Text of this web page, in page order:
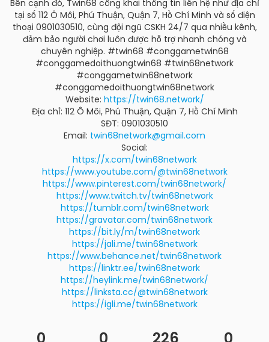
Bên cạnh đó, Twin68 công khai thông tin liên hệ như địa chỉ
tại số 112 Ô Môi, Phú Thuận, Quận 7, Hồ Chí Minh và số điện
thoại 0901030510, cùng đội ngũ CSKH 24/7 qua nhiều kênh,
đảm bảo người chơi luôn được hỗ trợ nhanh chóng và
chuyên nghiệp. #twin68 #conggametwin68
#conggamedoithuongtwin68 #twin68network
#conggametwin68network
#conggamedoithuongtwin68network
Website: https://twin68.network/
Địa chỉ: 112 Ô Môi, Phú Thuận, Quận 7, Hồ Chí Minh
SĐT: 0901030510
Email: twin68network@gmail.com
Social:
https://x.com/twin68network
https://www.youtube.com/@twin68network
https://www.pinterest.com/twin68network/
https://www.twitch.tv/twin68network
https://tumblr.com/twin68network
https://gravatar.com/twin68network
https://bit.ly/m/twin68network
https://jali.me/twin68network
https://www.behance.net/twin68network
https://linktr.ee/twin68network
https://heylink.me/twin68network/
https://linksta.cc/@twin68network
https://igli.me/twin68network